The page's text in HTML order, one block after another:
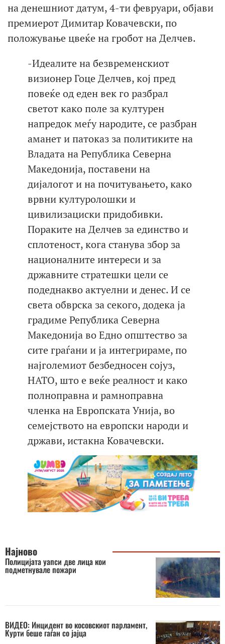
на денешниот датум, 4-ти февруари, објави
премиерот Димитар Ковачевски, по
положување цвеќе на гробот на Делчев.
-Идеалите на безвременскиот
визионер Гоце Делчев, кој пред
повеќе од еден век го разбрал
светот како поле за културен
напредок меѓу народите, се разбран
аманет и патоказ за политиките на
Владата на Република Северна
Македонија, поставени на
дијалогот и на почитувањето, како
врвни културолошки и
цивилизациски придобивки.
Пораките на Делчев за единство и
сплотеност, кога станува збор за
националните интереси и за
државните стратешки цели се
подеднакво актуелни и денес. И се
света обврска за секого, додека ја
градиме Република Северна
Македонија во Едно општество за
сите граѓани и ја интегрираме, по
најголемиот безбедносен сојуз,
НАТО, што е веќе реалност и како
полноправна и рамноправна
членка на Европската Унија, во
семејството на европски народи и
држави, истакна Ковачевски.
Најново
Полицијата уапси две лица кои
подметнувале пожари
ВИДЕО: Инцидент во косовскиот парламент,
Курти беше гаѓан со јајца